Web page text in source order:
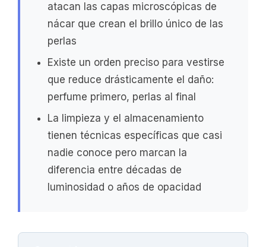
atacan las capas microscópicas de
nácar que crean el brillo único de las
perlas
Existe un orden preciso para vestirse
que reduce drásticamente el daño:
perfume primero, perlas al final
La limpieza y el almacenamiento
tienen técnicas específicas que casi
nadie conoce pero marcan la
diferencia entre décadas de
luminosidad o años de opacidad